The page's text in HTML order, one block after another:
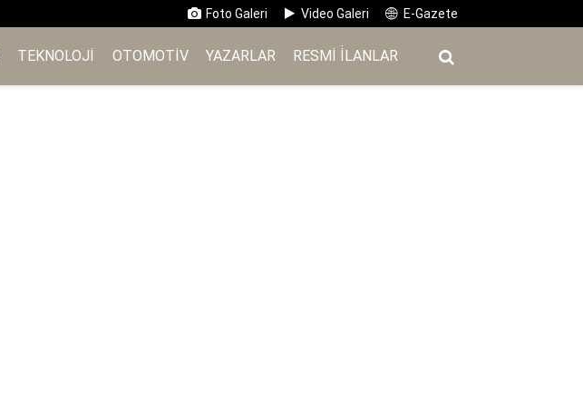
Foto Galeri Video Galeri E-Gazete
TEKNOLOJI OTOMOTIV YAZARLAR RESMI İ̇LANLAR